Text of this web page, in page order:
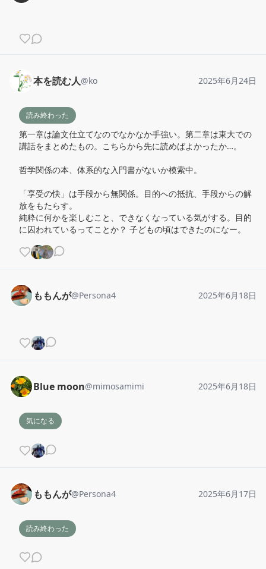
本を読む人@ko 2025年6月24日
読み終わった
第一章は論文仕立てなのでなかなか手強い。第二章は東大での
講話をまとめたもの。こちらから先に読めばよかったか…。
哲学関係の本、体系的な入門書がないか模索中。
「享受の快」は手段から無関係。目的への抵抗、手段からの解
放をもたらす。
純粋に何かを楽しむこと、できなくなっている気がする。目的
に囚われているってことか？ 子どもの頃はできたのになー。
ももんが@Persona4 2025年6月18日
Blue moon@mimosamimi 2025年6月18日
気になる
ももんが@Persona4 2025年6月17日
読み終わった